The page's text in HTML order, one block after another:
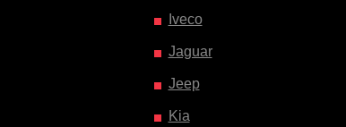
Iveco
Jaguar
Jeep
Kia